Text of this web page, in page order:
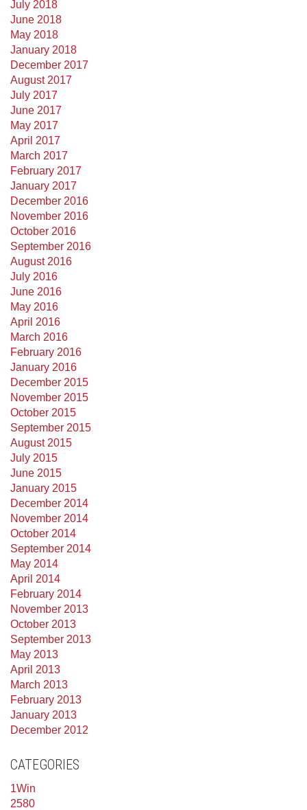
July 2018
June 2018
May 2018
January 2018
December 2017
August 2017
July 2017
June 2017
May 2017
April 2017
March 2017
February 2017
January 2017
December 2016
November 2016
October 2016
September 2016
August 2016
July 2016
June 2016
May 2016
April 2016
March 2016
February 2016
January 2016
December 2015
November 2015
October 2015
September 2015
August 2015
July 2015
June 2015
January 2015
December 2014
November 2014
October 2014
September 2014
May 2014
April 2014
February 2014
November 2013
October 2013
September 2013
May 2013
April 2013
March 2013
February 2013
January 2013
December 2012
CATEGORIES
1Win
2580